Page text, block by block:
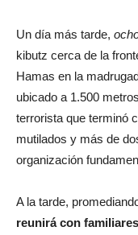
Un día más tarde,
kibutz cerca de la
Hamas en la
ubicado a 1.500
terrorista que terminó
mutilados y más de
organización
A la tarde,
reunirá con